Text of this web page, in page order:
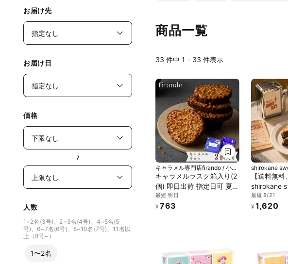
お届け先
お届け日
価格
〜
人数
1~2名(3号)、2~3名(4号)、4~5名(5
号)、6~7名(6号)、8~10名(7号)、11名以
上（8号~）
1〜2名
商品一覧
33 件中 1 - 33 件表示
キャラメル専門店firando / 小値
賀地域ブランド製作所株式会社
キャラメルラスク箱入り(2
個) 即日出荷 指定日可 夏ギ
フト ギフト おしゃれ 焼き
菓子 個包装 お中元2026
最短 明日
¥ 763
shirokane
【送料無料
shirokane
パティシエ
ク（ショコ
最短 8/21
¥ 1,620